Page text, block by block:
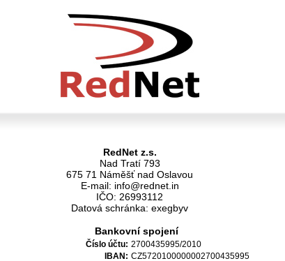
RedNet z.s.
Nad Tratí 793
675 71 Náměšť nad Oslavou
E-mail: info@rednet.in
IČO: 26993112
Datová schránka: exegbyv
Bankovní spojení
Číslo účtu: 2700435995/2010
IBAN: CZ5720100000002700435995